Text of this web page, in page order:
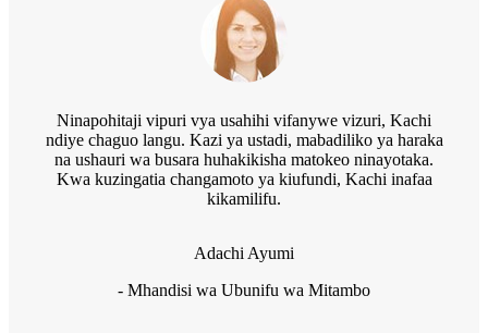
Ninapohitaji vipuri vya usahihi vifanywe vizuri, Kachi
ndiye chaguo langu. Kazi ya ustadi, mabadiliko ya haraka
na ushauri wa busara huhakikisha matokeo ninayotaka.
Kwa kuzingatia changamoto ya kiufundi, Kachi inafaa
kikamilifu.
Adachi Ayumi
- Mhandisi wa Ubunifu wa Mitambo